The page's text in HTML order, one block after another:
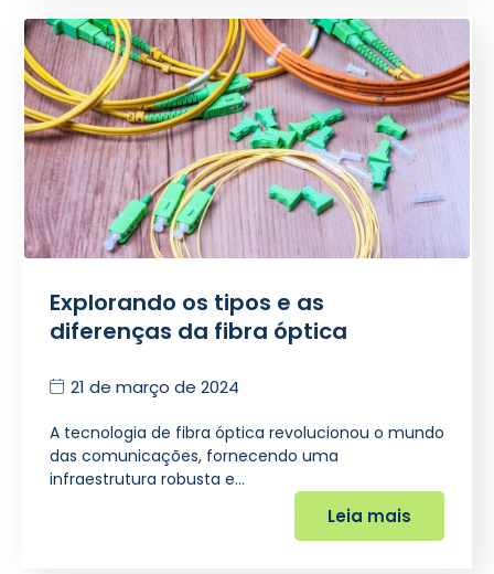
Explorando os tipos e as
diferenças da fibra óptica
21 de março de 2024
A tecnologia de fibra óptica revolucionou o mundo
das comunicações, fornecendo uma
infraestrutura robusta e…
Leia mais